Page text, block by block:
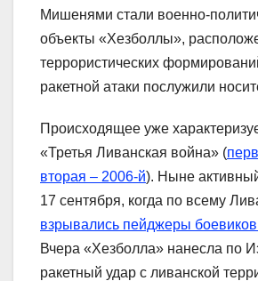
Мишенями стали военно-
объекты «Хезболлы»,
террористических
ракетной атаки послужили
Происходящее уже
«Третья Ливанская война» (
вторая – 2006-й). Ныне
17 сентября, когда по всему
взрывались пейджеры
Вчера «Хезболла» нанесла по
ракетный удар с ливанской